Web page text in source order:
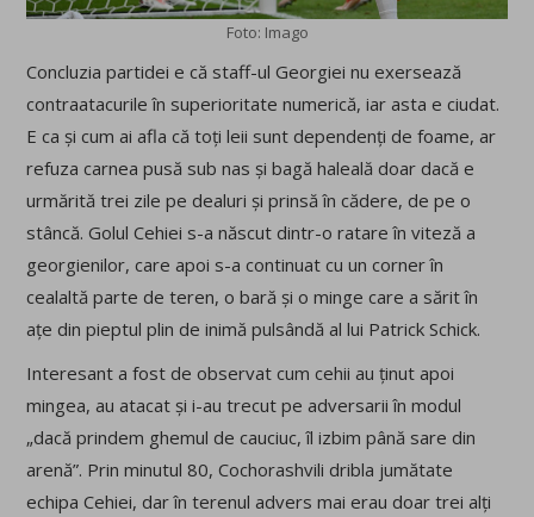
Foto: Imago
Concluzia partidei e că staff-ul Georgiei nu exersează
contraatacurile în superioritate numerică, iar asta e ciudat.
E ca și cum ai afla că toți leii sunt dependenți de foame, ar
refuza carnea pusă sub nas și bagă haleală doar dacă e
urmărită trei zile pe dealuri și prinsă în cădere, de pe o
stâncă. Golul Cehiei s-a născut dintr-o ratare în viteză a
georgienilor, care apoi s-a continuat cu un corner în
cealaltă parte de teren, o bară și o minge care a sărit în
ațe din pieptul plin de inimă pulsândă al lui Patrick Schick.
Interesant a fost de observat cum cehii au ținut apoi
mingea, au atacat și i-au trecut pe adversarii în modul
„dacă prindem ghemul de cauciuc, îl izbim până sare din
arenă”. Prin minutul 80, Cochorashvili dribla jumătate
echipa Cehiei, dar în terenul advers mai erau doar trei alți